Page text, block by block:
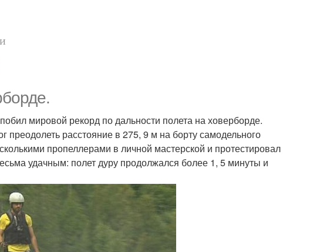
мировой рекорд по дальности полета на ховерборде.
расстояние в 275, 9 м на борту самодельного
пропеллерами в личной мастерской и протестировал
удачным: полет дуру продолжался более 1, 5 минуты и